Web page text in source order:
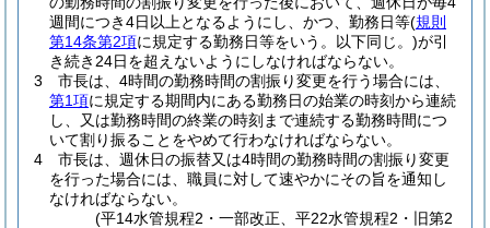
週間につき4日以上となるようにし、かつ、勤務日等(規則
第14条第2項に規定する勤務日等をいう。以下同じ。)が引
き続き24日を超えないようにしなければならない。
3
市長は、4時間の勤務時間の割振り変更を行う場合には、
第1項に規定する期間内にある勤務日の始業の時刻から連続
し、又は勤務時間の終業の時刻まで連続する勤務時間につ
いて割り振ることをやめて行わなければならない。
4
市長は、週休日の振替又は4時間の勤務時間の割振り変更
を行った場合には、職員に対して速やかにその旨を通知し
なければならない。
(平14水管規程2・一部改正、平22水管規程2・旧第2